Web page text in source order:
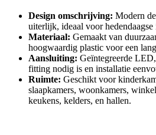
Design omschrijving: Modern
uiterlijk, ideaal voor hedendaagse
Materiaal: Gemaakt van
hoogwaardig plastic voor een
Aansluiting: Geïntegreerde
fitting nodig is en installatie
Ruimte: Geschikt voor
slaapkamers, woonkamers,
keukens, kelders, en hallen.